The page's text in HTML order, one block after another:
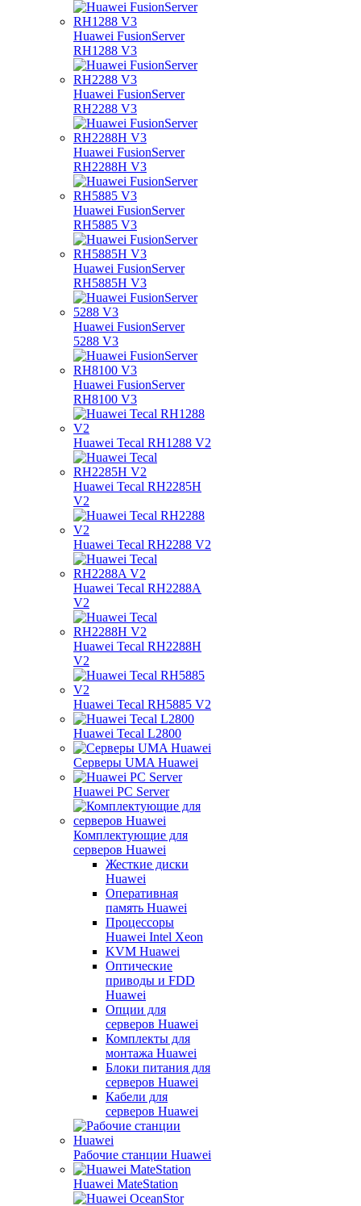
Huawei FusionServer
RH1288 V3
Huawei FusionServer
RH2288 V3
Huawei FusionServer
RH2288H V3
Huawei FusionServer
RH5885 V3
Huawei FusionServer
RH5885H V3
Huawei FusionServer
5288 V3
Huawei FusionServer
RH8100 V3
Huawei Tecal RH1288 V2
Huawei Tecal RH2285H
V2
Huawei Tecal RH2288 V2
Huawei Tecal RH2288A
V2
Huawei Tecal RH2288H
V2
Huawei Tecal RH5885 V2
Huawei Tecal L2800
Серверы UMA Huawei
Huawei PC Server
Комплектующие для
серверов Huawei
Жесткие диски
Huawei
Оперативная
память Huawei
Процессоры
Huawei Intel Xeon
KVM Huawei
Оптические
приводы и FDD
Huawei
Опции для
серверов Huawei
Комплекты для
монтажа Huawei
Блоки питания для
серверов Huawei
Кабели для
серверов Huawei
Рабочие станции Huawei
Huawei MateStation